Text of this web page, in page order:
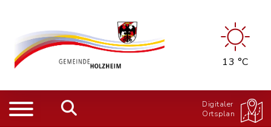
13 °C
Digitaler
Ortsplan